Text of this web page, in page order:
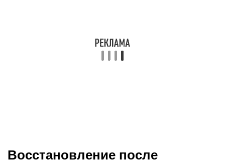
Восстановление после